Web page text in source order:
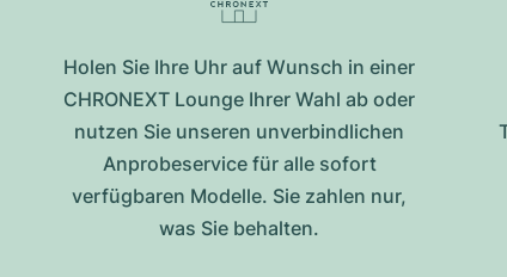
Holen Sie Ihre Uhr auf Wunsch in einer
CHRONEXT Lounge Ihrer Wahl ab oder
nutzen Sie unseren unverbindlichen
Anprobeservice für alle sofort
verfügbaren Modelle. Sie zahlen nur,
was Sie behalten.